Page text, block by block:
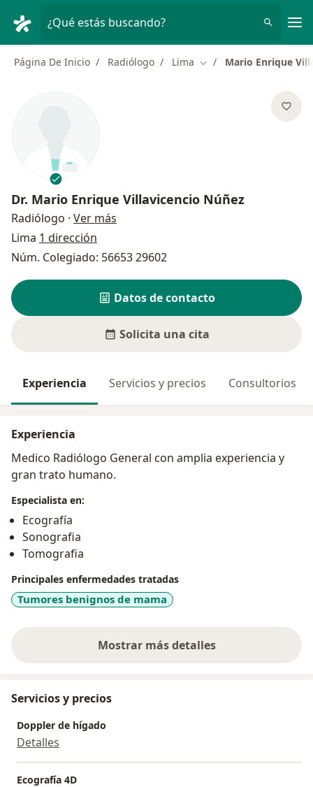
¿Qué estás buscando?
Página De Inicio Radiólogo Lima Cambiar de ciudad
Mario Enrique
Dr. Mario Enrique Villavicencio Núñez
Radiólogo · Ver más
Lima 1 dirección
Núm. Colegiado: 56653 29602
Datos de contacto
Solicita una cita
Experiencia Servicios y precios Consultorios
Experiencia
Medico Radiólogo General con amplia experiencia y
gran trato humano.
Especialista en:
Ecografía
Sonografia
Tomografia
Principales enfermedades tratadas
Tumores benignos de mama
Mostrar más detalles
sobre la experiencia
Servicios y precios
Doppler de hígado
Detalles
Ecografía 4D